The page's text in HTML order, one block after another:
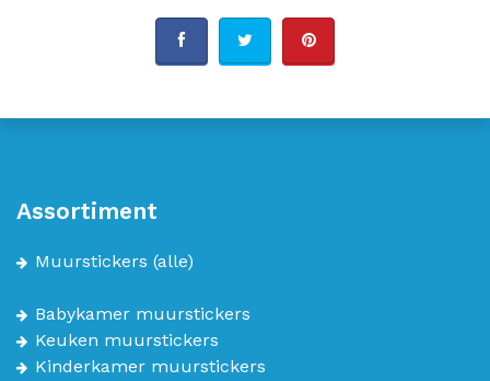
Assortiment
Muurstickers (alle)
Babykamer muurstickers
Keuken muurstickers
Kinderkamer muurstickers